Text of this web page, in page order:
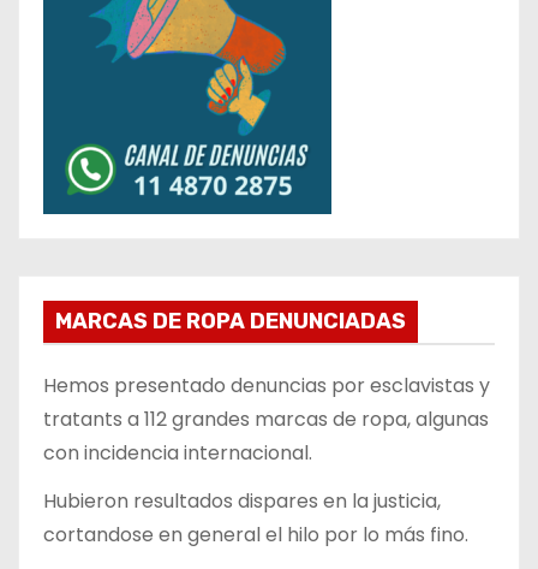
MARCAS DE ROPA DENUNCIADAS
Hemos presentado denuncias por esclavistas y
tratants a 112 grandes marcas de ropa, algunas
con incidencia internacional.
Hubieron resultados dispares en la justicia,
cortandose en general el hilo por lo más fino.